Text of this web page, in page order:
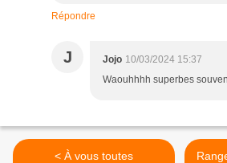
Répondre
J Jojo 10/03/2024 15:37
Waouhhhh superbes
< À vous toutes